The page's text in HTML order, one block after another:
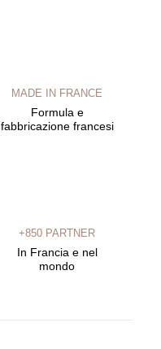
MADE IN FRANCE
Formula e
fabbricazione francesi
+850 PARTNER
In Francia e nel
mondo